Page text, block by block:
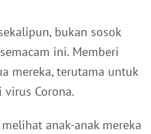
bukan sosok
ini. Memberi
mereka, terutama untuk
virus Corona.
anak-anak mereka